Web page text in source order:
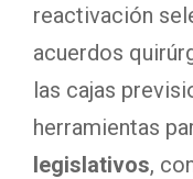
reactivación
acuerdos
las cajas
herramientas
legislativos,